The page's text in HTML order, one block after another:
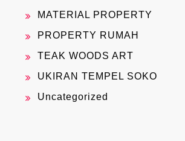
MATERIAL PROPERTY
PROPERTY RUMAH
TEAK WOODS ART
UKIRAN TEMPEL SOKO
Uncategorized